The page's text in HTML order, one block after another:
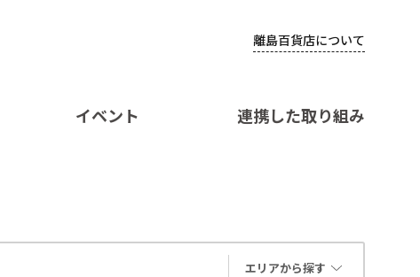
離島百貨店について
イベント 連携した取り組み
エリアから探す